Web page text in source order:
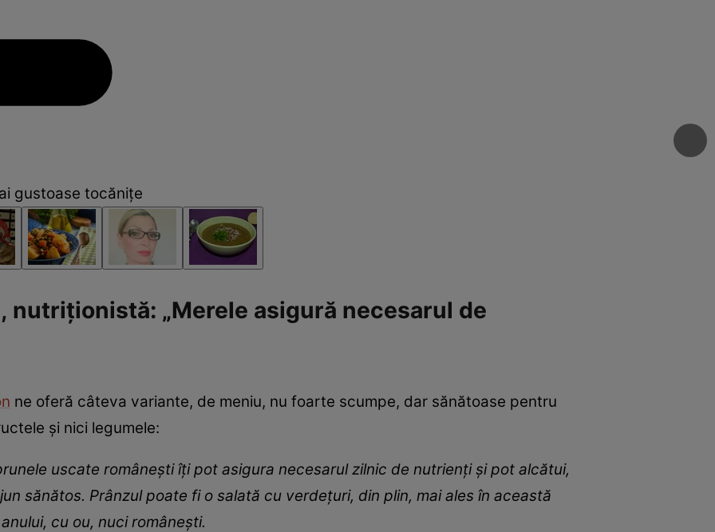
gustoase tocănițe
nutriționistă: „Merele asigură necesarul de
ne oferă câteva variante, de meniu, nu foarte scumpe, dar sănătoase pentru
și nici legumele:
uscate românești îți pot asigura necesarul zilnic de nutrienți și pot alcătui,
sănătos. Prânzul poate fi o salată cu verdețuri, din plin, mai ales în această
cu ou, nuci românești.